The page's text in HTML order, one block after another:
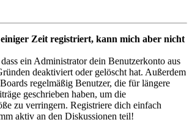
Zeit registriert, kann mich aber nicht
ein Administrator dein Benutzerkonto aus
deaktiviert oder gelöscht hat. Außerdem
regelmäßig Benutzer, die für längere
geschrieben haben, um die
zu verringern. Registriere dich einfach
aktiv an den Diskussionen teil!